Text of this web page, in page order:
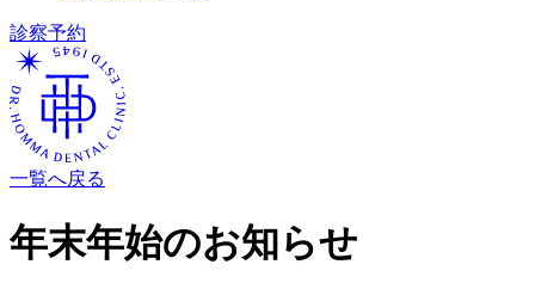
診察予約
一覧へ戻る
年末年始のお知らせ